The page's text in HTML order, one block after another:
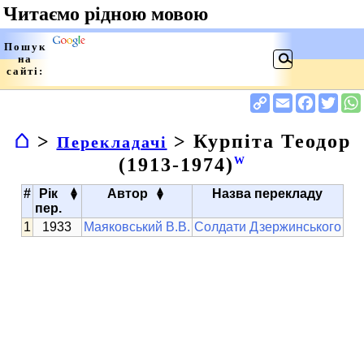
⌂ > Перекладачі > Курпіта Теодор
(1913-1974) W
#
Рік
пер.
▴
▾ Автор ▴
▾ Назва перекладу
1933 Маяковський В.В. Солдати Дзержинського